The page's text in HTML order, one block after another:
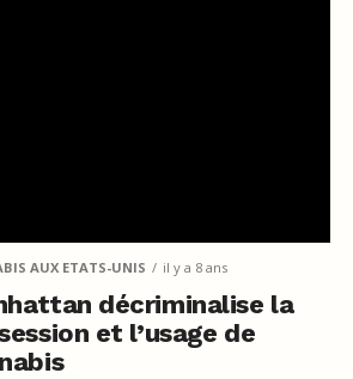
AUX ETATS-UNIS il y a 8 ans
décriminalise la
et l’usage de